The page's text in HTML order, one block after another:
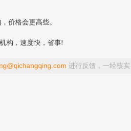
价格会更高些。
构，速度快，省事!
进行反馈，一经核